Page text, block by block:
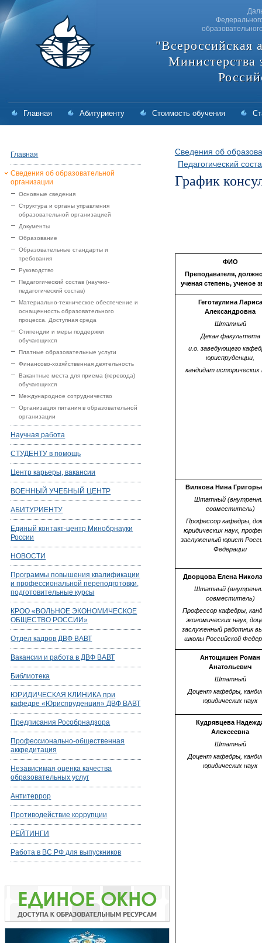
"Всероссийская
Министерства
Главная Абитуриенту Стоимость обучения
Главная
Сведения об образовательной
организации
Основные сведения
Структура и органы управления
образовательной организацией
Документы
Образование
Образовательные стандарты и
требования
Руководство
Педагогический состав (научно-
педагогический состав)
Материально-техническое обеспечение и
оснащенность образовательного
процесса. Доступная среда
Стипендии и меры поддержки
обучающихся
Платные образовательные услуги
Финансово-хозяйственная деятельность
Вакантные места для приема (перевода)
обучающихся
Международное сотрудничество
Организация питания в образовательной
организации
Научная работа
СТУДЕНТУ в помощь
Центр карьеры, вакансии
ВОЕННЫЙ УЧЕБНЫЙ ЦЕНТР
АБИТУРИЕНТУ
Единый контакт-центр Минобрнауки
России
НОВОСТИ
Программы повышения квалификации
и профессиональной переподготовки,
подготовительные курсы
КРОО «ВОЛЬНОЕ ЭКОНОМИЧЕСКОЕ
ОБЩЕСТВО РОССИИ»
Отдел кадров ДВФ ВАВТ
Вакансии и работа в ДВФ ВАВТ
Библиотека
ЮРИДИЧЕСКАЯ КЛИНИКА при
кафедре «Юриспруденция» ДВФ ВАВТ
Предписания Рособрнадзора
Профессионально-общественная
аккредитация
Независимая оценка качества
образовательных услуг
Антитеррор
Противодействие коррупции
РЕЙТИНГИ
Работа в ВС РФ для выпускников
Сведения об
Педагогический
График
ФИО
Преподавателя,
ученая степень, ученое
Геготаулина Лариса
Александровна
Штатный
Декан факультета
и.о. заведующего
юриспруденции,
кандидат исторических
Вилкова Нина
Штатный
совместитель)
Профессор кафедры,
юридических наук,
заслуженный юрист
Федерации
Дворцова Елена
Штатный
совместитель)
Профессор кафедры,
экономических наук,
заслуженный работник
школы Российской
Антощишен Роман
Анатольевич
Штатный
Доцент кафедры,
юридических наук
Кудрявцева
Алексеевна
Штатный
Доцент кафедры,
юридических наук